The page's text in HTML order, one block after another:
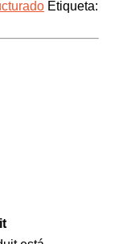
Etiqueta: